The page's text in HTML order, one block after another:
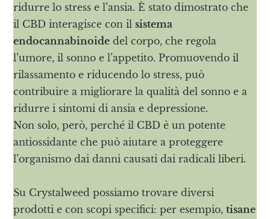
ridurre lo stress e l’ansia. È stato dimostrato che
il CBD interagisce con il sistema
endocannabinoide del corpo, che regola
l’umore, il sonno e l’appetito. Promuovendo il
rilassamento e riducendo lo stress, può
contribuire a migliorare la qualità del sonno e a
ridurre i sintomi di ansia e depressione.
Non solo, però, perché il CBD è un potente
antiossidante che può aiutare a proteggere
l’organismo dai danni causati dai radicali liberi.
Su Crystalweed possiamo trovare diversi
prodotti e con scopi specifici: per esempio,tisane